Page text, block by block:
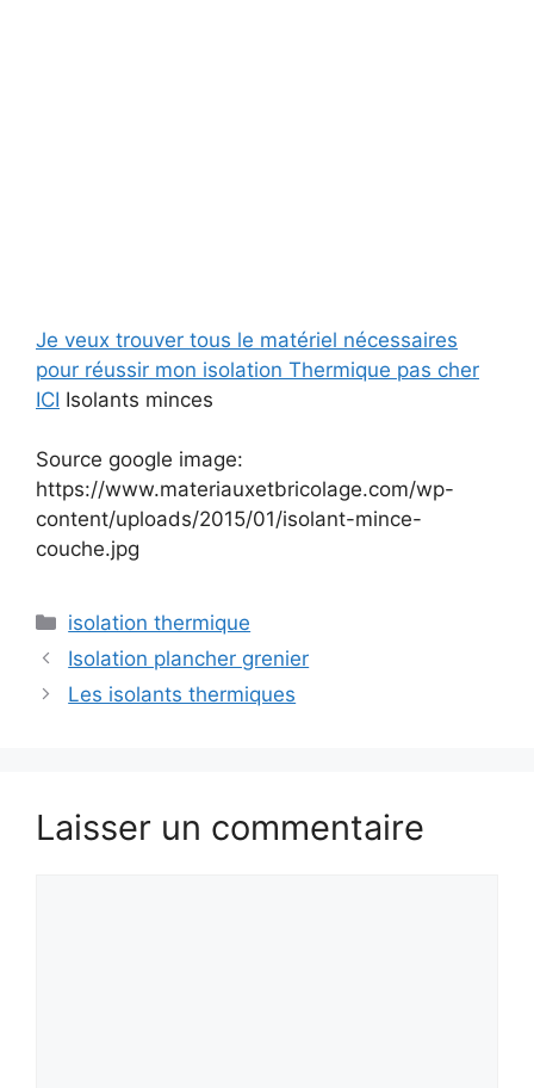
Je veux trouver tous le matériel nécessaires
pour réussir mon isolation Thermique pas cher
ICI Isolants minces
Source google image:
https://www.materiauxetbricolage.com/wp-
content/uploads/2015/01/isolant-mince-
couche.jpg
Catégories
isolation thermique
Isolation plancher grenier
Les isolants thermiques
Laisser un commentaire